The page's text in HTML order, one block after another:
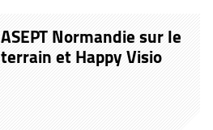
ASEPT Normandie sur le
terrain et Happy Visio